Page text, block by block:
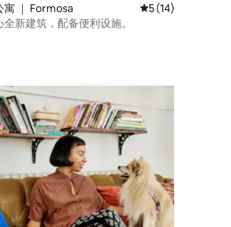
分 5 分），共 36 条评价
寓 ｜ Formosa 平均评分 5 分（满
5 (14)
全新建筑，配备便利设施。